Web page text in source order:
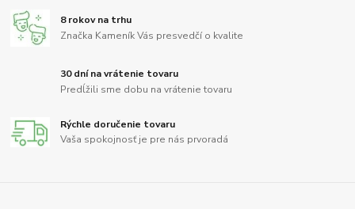
8 rokov na trhu
Značka Kameník Vás presvedčí o kvalite
30 dní na vrátenie tovaru
Predĺžili sme dobu na vrátenie tovaru
Rýchle doručenie tovaru
Vaša spokojnosť je pre nás prvoradá